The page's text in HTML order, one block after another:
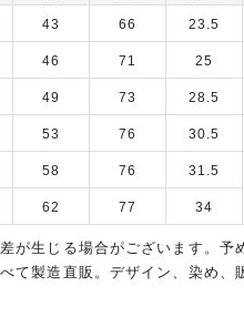
43 66 23.5
46 71 25
49 73 28.5
53 76 30.5
58 76 31.5
62 77 34
が生じる場合がございます。予
て製造直販。デザイン、染め、